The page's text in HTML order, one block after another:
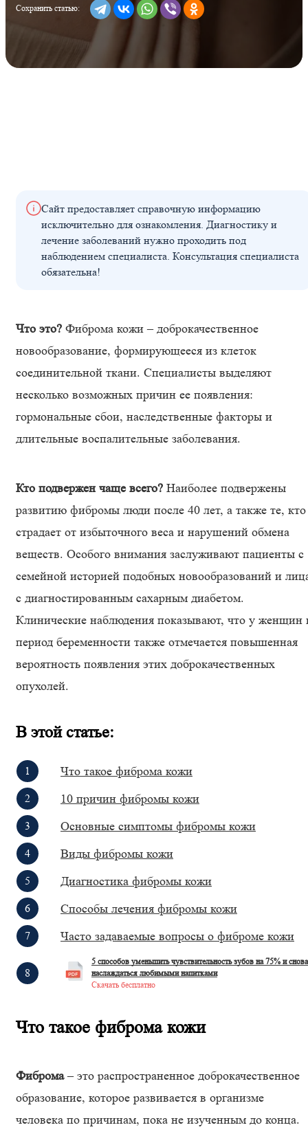
Сохранить статью:
Сайт предоставляет справочную информацию
исключительно для ознакомления. Диагностику и
лечение заболеваний нужно проходить под
наблюдением специалиста. Консультация специалиста
обязательна!
Что это? Фиброма кожи – доброкачественное
новообразование, формирующееся из клеток
соединительной ткани. Специалисты выделяют
несколько возможных причин ее появления:
гормональные сбои, наследственные факторы и
длительные воспалительные заболевания.
Кто подвержен чаще всего? Наиболее подвержены
развитию фибромы люди после 40 лет, а также те, кто
страдает от избыточного веса и нарушений обмена
веществ. Особого внимания заслуживают пациенты с
семейной историей подобных новообразований и
с диагностированным сахарным диабетом.
Клинические наблюдения показывают, что у женщин
период беременности также отмечается повышенная
вероятность появления этих доброкачественных
опухолей.
В этой статье:
Что такое фиброма кожи
10 причин фибромы кожи
Основные симптомы фибромы кожи
Виды фибромы кожи
Диагностика фибромы кожи
Способы лечения фибромы кожи
Часто задаваемые вопросы о фиброме кожи
5 способов уменьшить чувствительность зубов на 75% и снова
наслаждаться любимыми напитками
Скачать бесплатно
Что такое фиброма кожи
Фиброма– это распространенное доброкачественное
образование, которое развивается в организме
человека по причинам, пока не изученным до конца.